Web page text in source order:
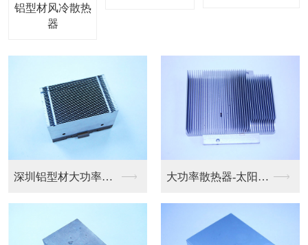
铝型材风冷散热
器
深圳铝型材风冷散热器 风冷散热器